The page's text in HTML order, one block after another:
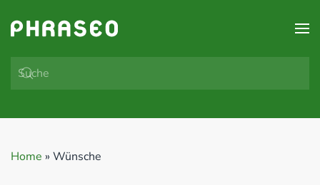
Zum Hauptinhalt springen
Home » Wünsche